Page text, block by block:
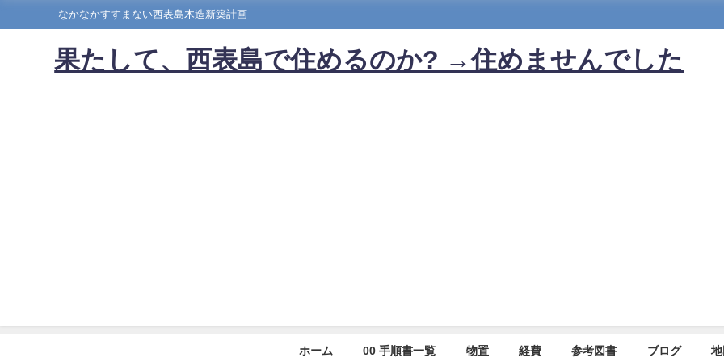
なかなかすすまない西表島木造新築計画
果たして、西表島で住めるのか? →住めませんでした
ホーム 00 手順書一覧 物置 経費 参考図書 ブログ